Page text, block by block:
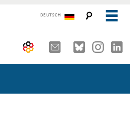
DEUTSCH
and Events
Senior Officials